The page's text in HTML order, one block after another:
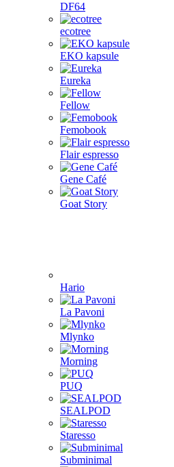
DF64
ecotree
EKO kapsule
Eureka
Fellow
Femobook
Flair espresso
Gene Café
Goat Story
Hario
La Pavoni
Mlynko
Morning
PUQ
SEALPOD
Staresso
Subminimal